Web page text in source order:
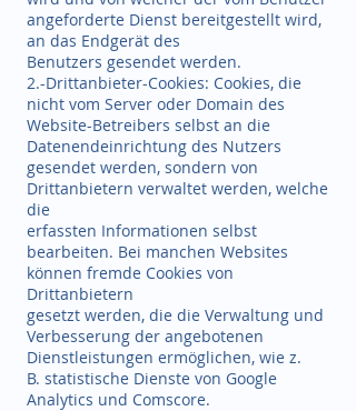
angeforderte Dienst bereitgestellt wird,
an das Endgerät des
Benutzers gesendet werden.
2.-Drittanbieter-Cookies: Cookies, die
nicht vom Server oder Domain des
Website-Betreibers selbst an die
Datenendeinrichtung des Nutzers
gesendet werden, sondern von
Drittanbietern verwaltet werden, welche
die
erfassten Informationen selbst
bearbeiten. Bei manchen Websites
können fremde Cookies von
Drittanbietern
gesetzt werden, die die Verwaltung und
Verbesserung der angebotenen
Dienstleistungen ermöglichen, wie z.
B. statistische Dienste von Google
Analytics und Comscore.